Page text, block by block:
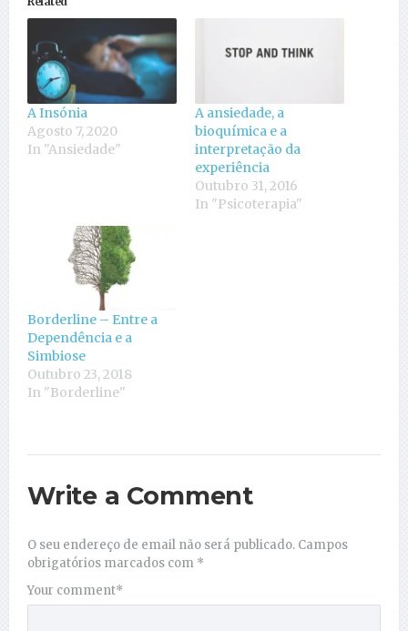
A Insónia
Agosto 7, 2020
In "Ansiedade"
A ansiedade, a
bioquímica e a
interpretação da
experiência
Outubro 31, 2016
In "Psicoterapia"
Borderline – Entre a
Dependência e a
Simbiose
Outubro 23, 2018
In "Borderline"
Write a Comment
O seu endereço de email não será publicado. Campos
obrigatórios marcados com *
Your comment*